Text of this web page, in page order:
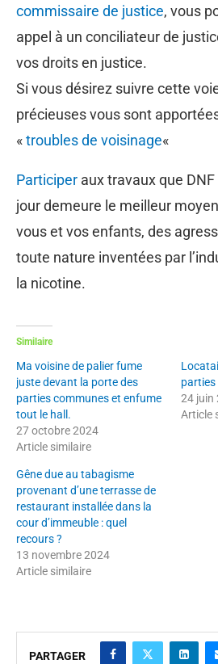
commissaire de justice, vous
appel à un conciliateur de
vos droits en justice.
Si vous désirez suivre cette
précieuses vous sont
«troubles de voisinage«
Participer aux travaux que
jour demeure le meilleur
vous et vos enfants, des
toute nature inventées par
la nicotine.
Similaire
Ma voisine de palier fume
juste devant la porte des
parties communes et enfume
tout le hall.
27 octobre 2024
Article similaire
24 juin
Article
Gêne due au tabagisme
provenant d’une terrasse de
restaurant installée dans la
cour d’immeuble : quel
recours ?
13 novembre 2024
Article similaire
PARTAGER